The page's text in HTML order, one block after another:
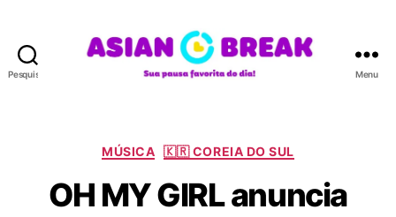
Pesquisar
A
B
R
Menu
C
t
e
MÚSICA 🇰🇷 COREIA DO SUL
OH MY GIRL anuncia